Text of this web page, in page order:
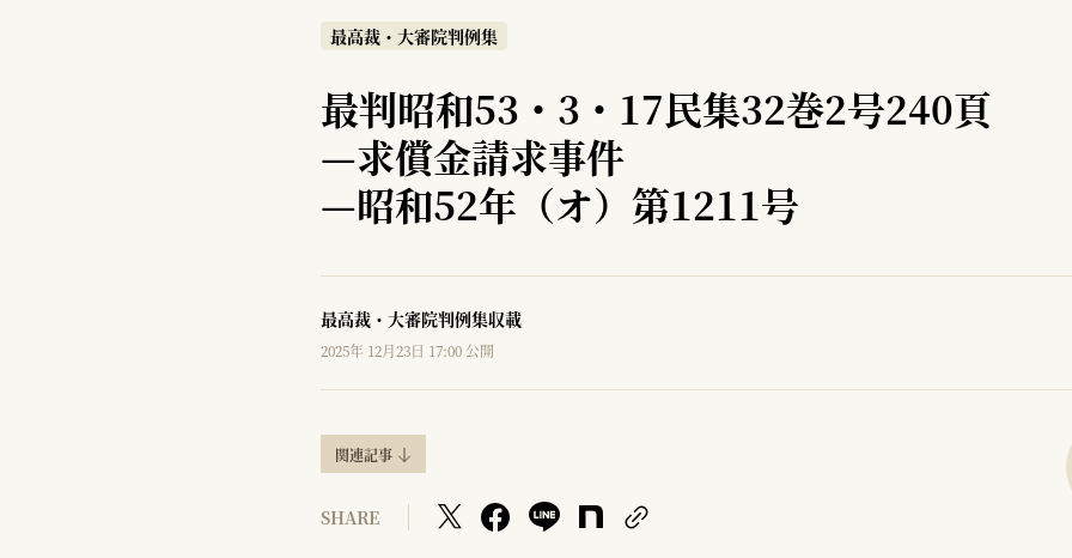
最高裁・大審院判例集
最判昭和53・3・17民集32巻2号240頁
—求償金請求事件
—昭和52年（オ）第1211号
最高裁・大審院判例集収載
2025年 12月23日 17:00 公開
関連記事
SHARE